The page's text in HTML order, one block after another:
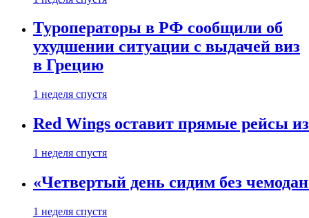
Туроператоры в РФ сообщили об
ухудшении ситуации с выдачей виз
в Грецию
1 неделя спустя
Red Wings оставит прямые рейсы
1 неделя спустя
«Четвертый день сидим без
1 неделя спустя